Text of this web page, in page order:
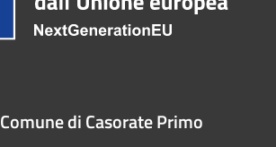
Comune di Casorate Primo